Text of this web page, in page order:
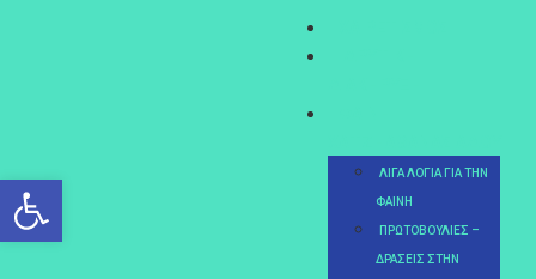
ΛΊΓΑ ΛΌΓΙΑ ΓΙΑ ΤΗΝ
ΦΑΊΝΗ
ΠΡΩΤΟΒΟΥΛΊΕΣ –
ΔΡΆΣΕΙΣ ΣΤΗΝ
Ανοίξτε τη γραμμή